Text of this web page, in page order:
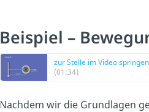
Beispiel –
zur Stelle im Video springen
(01:34)
Nachdem wir die Grundlagen